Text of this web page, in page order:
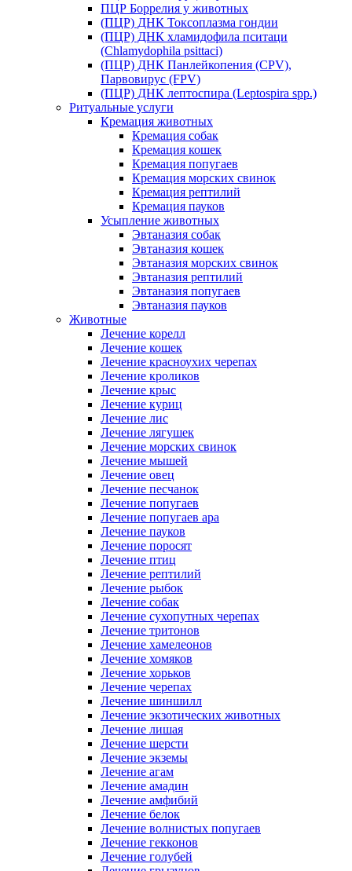
ПЦР Боррелия у животных
(ПЦР) ДНК Токсоплазма гондии
(ПЦР) ДНК хламидофила пситаци
(Chlamydophila psittaci)
(ПЦР) ДНК Панлейкопения (CPV),
Парвовирус (FPV)
(ПЦР) ДНК лептоспира (Leptospira spp.)
Ритуальные услуги
Кремация животных
Кремация собак
Кремация кошек
Кремация попугаев
Кремация морских свинок
Кремация рептилий
Кремация пауков
Усыпление животных
Эвтаназия собак
Эвтаназия кошек
Эвтаназия морских свинок
Эвтаназия рептилий
Эвтаназия попугаев
Эвтаназия пауков
Животные
Лечение корелл
Лечение кошек
Лечение красноухих черепах
Лечение кроликов
Лечение крыс
Лечение куриц
Лечение лис
Лечение лягушек
Лечение морских свинок
Лечение мышей
Лечение овец
Лечение песчанок
Лечение попугаев
Лечение попугаев ара
Лечение пауков
Лечение поросят
Лечение птиц
Лечение рептилий
Лечение рыбок
Лечение собак
Лечение сухопутных черепах
Лечение тритонов
Лечение хамелеонов
Лечение хомяков
Лечение хорьков
Лечение черепах
Лечение шиншилл
Лечение экзотических животных
Лечение лишая
Лечение шерсти
Лечение экземы
Лечение агам
Лечение амадин
Лечение амфибий
Лечение белок
Лечение волнистых попугаев
Лечение гекконов
Лечение голубей